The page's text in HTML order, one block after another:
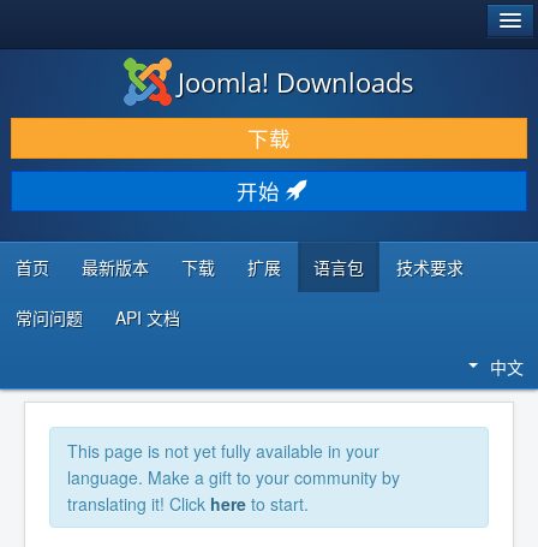
下载 & 扩展
发现 & 学习
社区 & 支持
开发者资源
Joomla! Downloads
下载
开始
首页 最新版本 下载 扩展 语言包 技术要求
常问问题 API 文档
中文
This page is not yet fully available in your
language. Make a gift to your community by
translating it! Click here to start.